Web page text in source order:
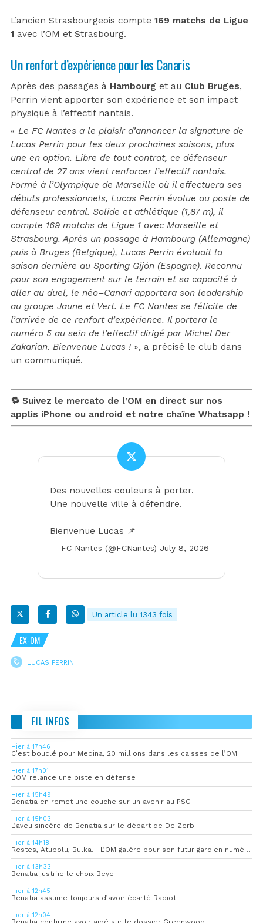
L’ancien Strasbourgeois compte 169 matchs de Ligue
1 avec l’OM et Strasbourg.
Un renfort d’expérience pour les Canaris
Après des passages à Hambourg et au Club Bruges,
Perrin vient apporter son expérience et son impact
physique à l’effectif nantais.
« Le FC Nantes a le plaisir d’annoncer la signature de
Lucas Perrin pour les deux prochaines saisons, plus
une en option. Libre de tout contrat, ce défenseur
central de 27 ans vient renforcer l’effectif nantais.
Formé à l’Olympique de Marseille où il effectuera ses
débuts professionnels, Lucas Perrin évolue au poste de
défenseur central. Solide et athlétique (1,87 m), il
compte 169 matchs de Ligue 1 avec Marseille et
Strasbourg. Après un passage à Hambourg (Allemagne)
puis à Bruges (Belgique), Lucas Perrin évoluait la
saison dernière au Sporting Gijón (Espagne). Reconnu
pour son engagement sur le terrain et sa capacité à
aller au duel, le néo–Canari apportera son leadership
au groupe Jaune et Vert. Le FC Nantes se félicite de
l’arrivée de ce renfort d’expérience. Il portera le
numéro 5 au sein de l’effectif dirigé par Michel Der
Zakarian. Bienvenue Lucas ! », a précisé le club dans
un communiqué.
🔁 Suivez le mercato de l’OM en direct sur nos
applis iPhone ou android et notre chaîne Whatsapp !
Des nouvelles couleurs à porter.
Une nouvelle ville à défendre.
Bienvenue Lucas 📌
— FC Nantes (@FCNantes) July 8, 2026
Un article lu 1343 fois
EX-OM
LUCAS PERRIN
FIL INFOS
Hier à 17h46
C’est bouclé pour Medina, 20 millions dans les caisses de l’OM
Hier à 17h01
L’OM relance une piste en défense
Hier à 15h49
Benatia en remet une couche sur un avenir au PSG
Hier à 15h03
L’aveu sincère de Benatia sur le départ de De Zerbi
Hier à 14h18
Restes, Atubolu, Bulka… L’OM galère pour son futur gardien numéro 1
Hier à 13h33
Benatia justifie le choix Beye
Hier à 12h45
Benatia assume toujours d’avoir écarté Rabiot
Hier à 12h04